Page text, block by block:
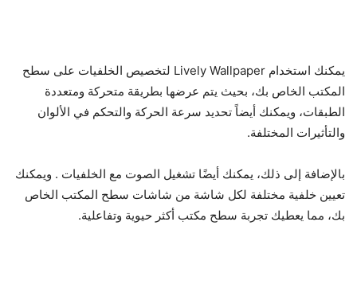
يمكنك استخدام Lively Wallpaper لتخصيص الخلفيات على سطح
المكتب الخاص بك، بحيث يتم عرضها بطريقة متحركة ومتعددة
الطبقات، ويمكنك أيضاً تحديد سرعة الحركة والتحكم في الألوان
والتأثيرات المختلفة.
بالإضافة إلى ذلك، يمكنك أيضًا تشغيل الصوت مع الخلفيات . ويمكنك
تعيين خلفية مختلفة لكل شاشة من شاشات سطح المكتب الخاص
بك، مما يعطيك تجربة سطح مكتب أكثر حيوية وتفاعلية.